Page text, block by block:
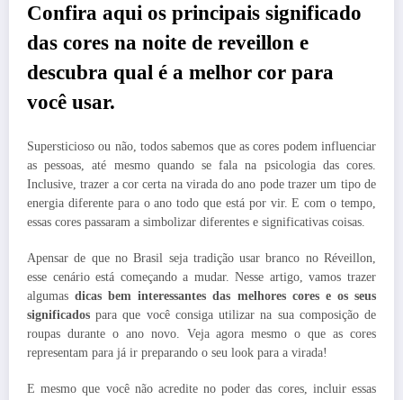
Confira aqui os principais significado
das cores na noite de reveillon e
descubra qual é a melhor cor para
você usar.
Supersticioso ou não, todos sabemos que as cores podem influenciar
as pessoas, até mesmo quando se fala na psicologia das cores.
Inclusive, trazer a cor certa na virada do ano pode trazer um tipo de
energia diferente para o ano todo que está por vir. E com o tempo,
essas cores passaram a simbolizar diferentes e significativas coisas.
Apensar de que no Brasil seja tradição usar branco no Réveillon,
esse cenário está começando a mudar. Nesse artigo, vamos trazer
algumasdicas bem interessantes das melhores cores e os seus
significadospara que você consiga utilizar na sua composição de
roupas durante o ano novo. Veja agora mesmo o que as cores
representam para já ir preparando o seu look para a virada!
E mesmo que você não acredite no poder das cores, incluir essas